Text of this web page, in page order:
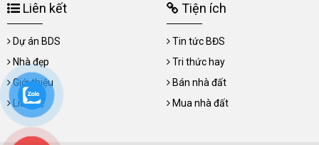
Liên kết
Dự án BDS
Nhà đẹp
Giới thiệu
Liên hệ
Tiện ích
Tin tức BĐS
Tri thức hay
Bán nhà đất
Mua nhà đất